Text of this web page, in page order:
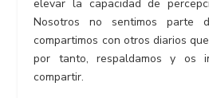
elevar la capacidad de
Nosotros no sentimos parte
compartimos con otros diarios
por tanto, respaldamos y os
compartir.